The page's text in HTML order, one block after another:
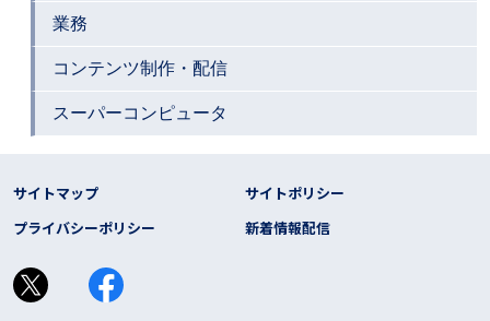
業務
コンテンツ制作・配信
スーパーコンピュータ
フッター リンク
サイトマップ
サイトポリシー
プライバシーポリシー
新着情報配信